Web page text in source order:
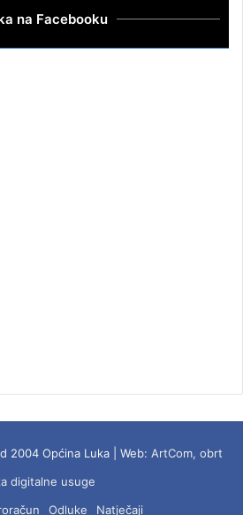
na Facebooku
2004 Općina Luka | Web: ArtCom, obrt
digitalne usuge
Odluke Natječaji